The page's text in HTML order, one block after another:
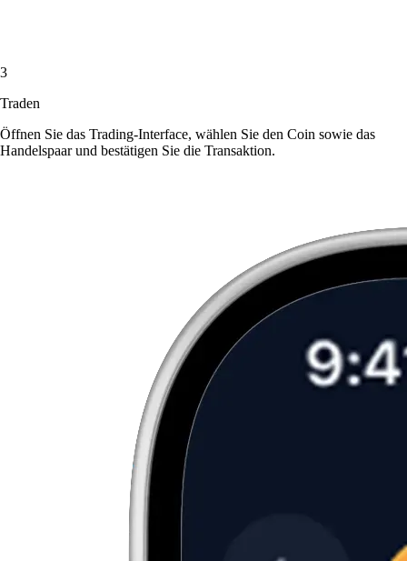
3
Traden
Öffnen Sie das Trading-Interface, wählen Sie den Coin sowie das
Handelspaar und bestätigen Sie die Transaktion.